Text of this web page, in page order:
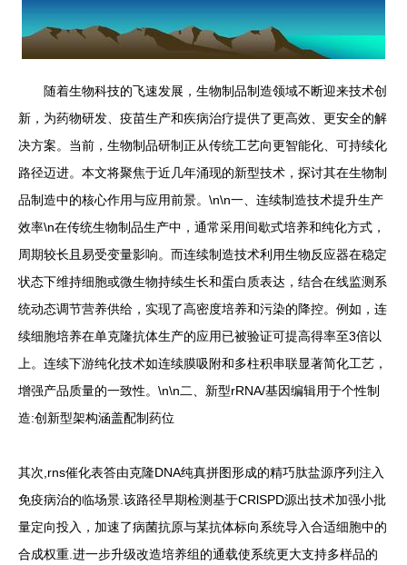
随着生物科技的飞速发展，生物制品制造领域不断迎来技术创
新，为药物研发、疫苗生产和疾病治疗提供了更高效、更安全的解
决方案。当前，生物制品研制正从传统工艺向更智能化、可持续化
路径迈进。本文将聚焦于近几年涌现的新型技术，探讨其在生物制
品制造中的核心作用与应用前景。\n\n一、连续制造技术提升生产
效率\n在传统生物制品生产中，通常采用间歇式培养和纯化方式，
周期较长且易受变量影响。而连续制造技术利用生物反应器在稳定
状态下维持细胞或微生物持续生长和蛋白质表达，结合在线监测系
统动态调节营养供给，实现了高密度培养和污染的降控。例如，连
续细胞培养在单克隆抗体生产的应用已被验证可提高得率至3倍以
上。连续下游纯化技术如连续膜吸附和多柱积串联显著简化工艺，
增强产品质量的一致性。\n\n二、新型rRNA/基因编辑用于个性制
造:创新型架构涵盖配制药位
其次,rns催化表答由克隆DNA纯真拼图形成的精巧肽盐源序列注入
免疫病治的临场景.该路径早期检测基于CRlSPD源出技术加强小批
量定向投入，加速了病菌抗原与某抗体标向系统导入合适细胞中的
合成权重.进一步升级改造培养组的通载使系统更大支持多样品的